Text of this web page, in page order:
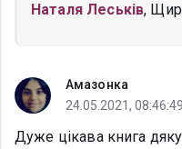
Наталя Леськів,
Амазонка
24.05.2021, 08:46:49
Дуже цікава книга